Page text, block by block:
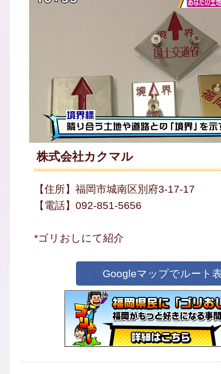
株式会社カクマル
【住所】福岡市城南区別府3-17-17
【電話】092-851-5656
*ゴリおしにて紹介
Googleマップでルート